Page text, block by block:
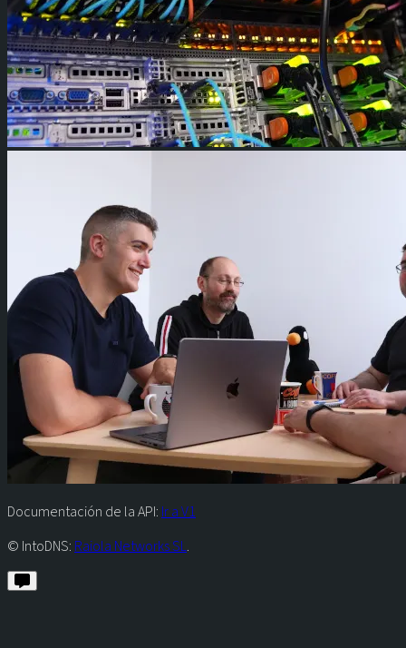
Documentación de la API: Ir a V1
© IntoDNS: Raiola Networks SL.